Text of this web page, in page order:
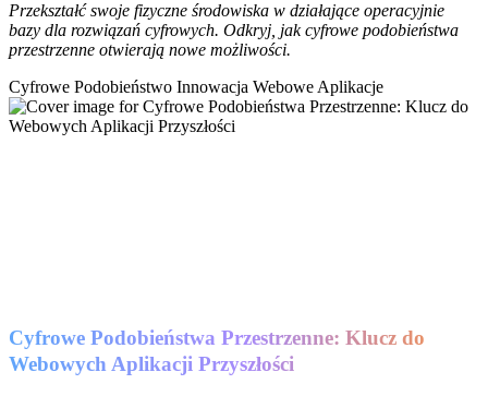
Przekształć swoje fizyczne środowiska w działające operacyjnie
bazy dla rozwiązań cyfrowych. Odkryj, jak cyfrowe podobieństwa
przestrzenne otwierają nowe możliwości.
Cyfrowe Podobieństwo Innowacja Webowe Aplikacje
Cyfrowe Podobieństwa Przestrzenne: Klucz do
Webowych Aplikacji Przyszłości